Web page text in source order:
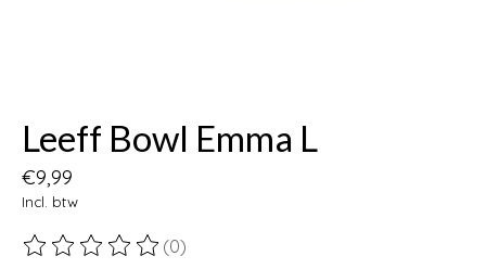
Leeff Bowl Emma L
€9,99
Incl. btw
De beoordeling van dit product is
(0)